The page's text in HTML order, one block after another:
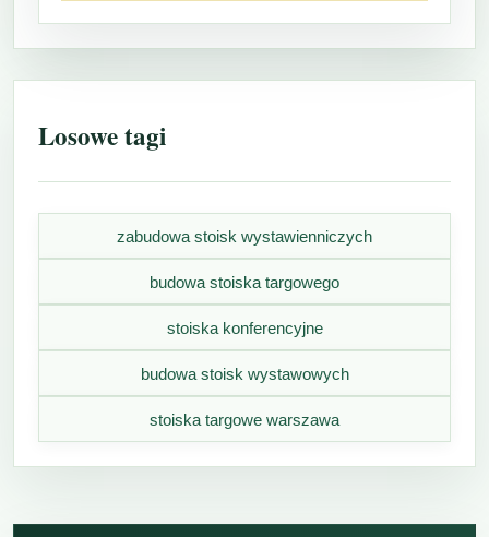
Losowe tagi
zabudowa stoisk wystawienniczych
budowa stoiska targowego
stoiska konferencyjne
budowa stoisk wystawowych
stoiska targowe warszawa